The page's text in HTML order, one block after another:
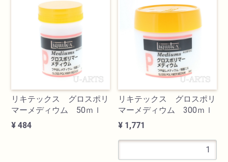
リキテックス グロスポリ
マーメディウム 50ｍｌ
¥ 484
リキテックス グロスポリ
マーメディウム 300ｍｌ
¥ 1,771
パステル
ペン・マーカー